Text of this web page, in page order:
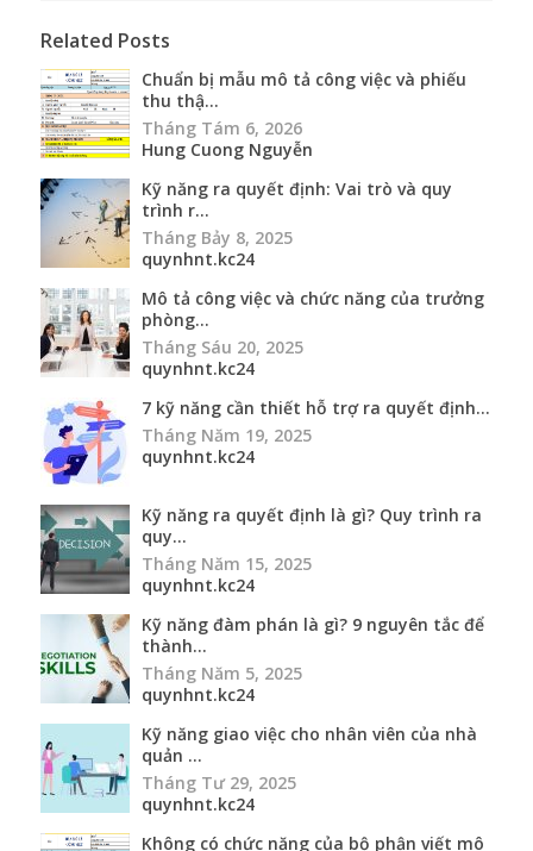
Related Posts
Chuẩn bị mẫu mô tả công việc và phiếu
thu thậ...
Tháng Tám 6, 2026
Hung Cuong Nguyễn
Kỹ năng ra quyết định: Vai trò và quy
trình r...
Tháng Bảy 8, 2025
quynhnt.kc24
Mô tả công việc và chức năng của trưởng
phòng...
Tháng Sáu 20, 2025
quynhnt.kc24
7 kỹ năng cần thiết hỗ trợ ra quyết định...
Tháng Năm 19, 2025
quynhnt.kc24
Kỹ năng ra quyết định là gì? Quy trình ra
quy...
Tháng Năm 15, 2025
quynhnt.kc24
Kỹ năng đàm phán là gì? 9 nguyên tắc để
thành...
Tháng Năm 5, 2025
quynhnt.kc24
Kỹ năng giao việc cho nhân viên của nhà
quản ...
Tháng Tư 29, 2025
quynhnt.kc24
Không có chức năng của bộ phận viết mô